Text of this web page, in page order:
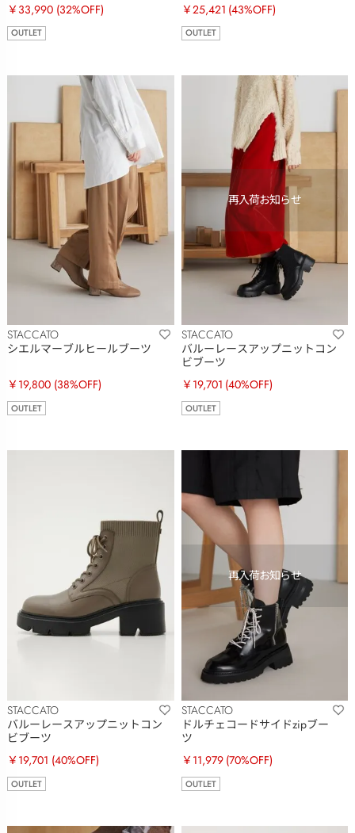
￥33,990 (32%OFF)
OUTLET
￥25,421 (43%OFF)
OUTLET
STACCATO
シエルマーブルヒールブーツ
￥19,800 (38%OFF)
OUTLET
STACCATO
バルーレースアップニットコン
ビブーツ
￥19,701 (40%OFF)
OUTLET
STACCATO
バルーレースアップニットコン
ビブーツ
￥19,701 (40%OFF)
OUTLET
STACCATO
ドルチェコードサイドzipブー
ツ
￥11,979 (70%OFF)
OUTLET